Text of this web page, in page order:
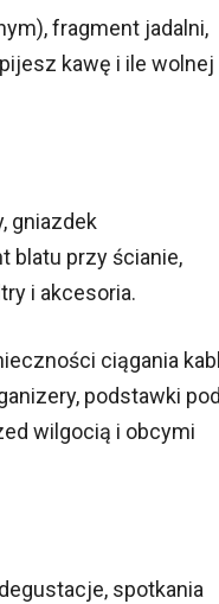
fragment jadalni,
kawę i ile wolnej
gniazdek
blatu przy ścianie,
i akcesoria.
ciągania
podstawki pod
wilgocią i obcymi
spotkania